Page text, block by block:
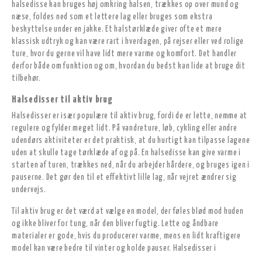
halsedisse kan bruges høj omkring halsen, trækkes op over mund og
næse, foldes ned som et lettere lag eller bruges som ekstra
beskyttelse under en jakke. Et halstørklæde giver ofte et mere
klassisk udtryk og kan være rart i hverdagen, på rejser eller ved rolige
ture, hvor du gerne vil have lidt mere varme og komfort. Det handler
derfor både om funktion og om, hvordan du bedst kan lide at bruge dit
tilbehør.
Halsedisser til aktiv brug
Halsedisser er især populære til aktiv brug, fordi de er lette, nemme at
regulere og fylder meget lidt. På vandreture, løb, cykling eller andre
udendørs aktiviteter er det praktisk, at du hurtigt kan tilpasse lagene
uden at skulle tage tørklæde af og på. En halsedisse kan give varme i
starten af turen, trækkes ned, når du arbejder hårdere, og bruges igen i
pauserne. Det gør den til et effektivt lille lag, når vejret ændrer sig
undervejs.
Til aktiv brug er det værd at vælge en model, der føles blød mod huden
og ikke bliver for tung, når den bliver fugtig. Lette og åndbare
materialer er gode, hvis du producerer varme, mens en lidt kraftigere
model kan være bedre til vinter og kolde pauser. Halsedisser i